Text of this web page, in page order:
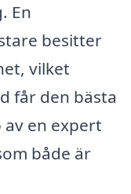
En
besitter
vilket
får den bästa
en expert
både är